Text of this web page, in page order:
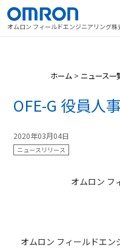
オムロン フィールドエンジニアリング株
ホーム > ニュース一
OFE-G 役員人
2020年03月04日
ニュースリリース
オムロン フ
オムロン フィールドエ